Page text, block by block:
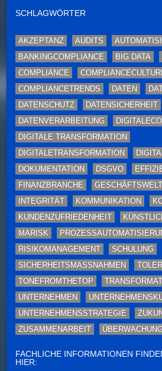
SCHLAGWÖRTER
AKZEPTANZ AUDITS
BANKINGCOMPLIANCE
BIG DATA
COMPLIANCE
COMPLIANCETRENDS
DATEN
DATENSCHUTZ
DATENSICHERHEIT
DATENVERARBEITUNG
DIGITALE TRANSFORMATION
DIGITALETRANSFORMATION
DOKUMENTATION
DSGVO
FINANZBRANCHE
GESCHÄFTSWELT
INTEGRITÄT
KOMMUNIKATION
KUNDENZUFRIEDENHEIT
MARISK
RISIKOMANAGEMENT
SCHULUNG
SICHERHEITSMASSNAHMEN
TONEFROMTHETOP
UNTERNEHMEN
UNTERNEHMENSSTRATEGIE
ZUSAMMENARBEIT
ÜBERWACHUNG
FACHLICHE INFORMATIONEN
IER: